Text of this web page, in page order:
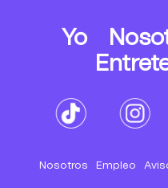
Yo
Nosotros Empleo